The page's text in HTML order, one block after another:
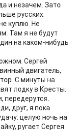
и незачем. Зато
русских.
куплю. Не
Там я не будут
на каком-нибудь
Сергей
двигатель,
С минуты на
лодку в Кресты.
передерутся.
друг, я пока
целую ночь на
ругает Сергея